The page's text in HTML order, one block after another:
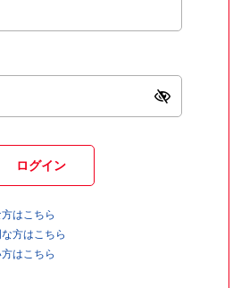
ログイン
はこちら
方はこちら
はこちら